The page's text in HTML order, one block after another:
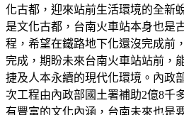
化古都，迎來站前生活環境的全新
是文化古都，台南火車站本身也是
程，希望在鐵路地下化還沒完成前
完成，期盼未來台南火車站站前，
捷及人本永續的現代化環境。內政
次工程由內政部國土署補助2億8千
有豐富的文化內涵，台南未來也是